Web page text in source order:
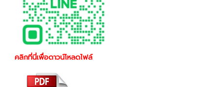
คลิกที่นี่เพื่อดาวน์โหลดไฟล์